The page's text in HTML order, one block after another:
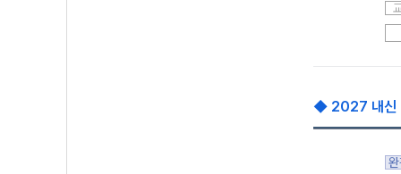
◆ 2027 내신